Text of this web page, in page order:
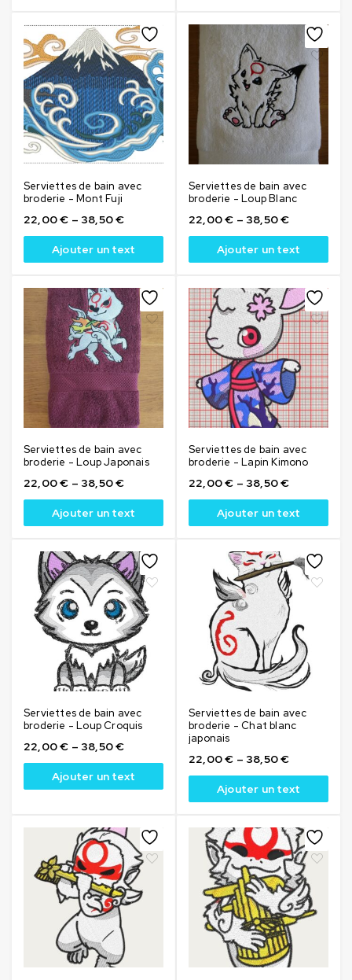
Serviettes de bain avec
broderie - Mont Fuji
22,00€ – 38,50€
Ajouter un text
Serviettes de bain avec
broderie - Loup Blanc
22,00€ – 38,50€
Ajouter un text
Serviettes de bain avec
broderie - Loup Japonais
22,00€ – 38,50€
Ajouter un text
Serviettes de bain avec
broderie - Lapin Kimono
22,00€ – 38,50€
Ajouter un text
Serviettes de bain avec
broderie - Loup Croquis
22,00€ – 38,50€
Ajouter un text
Serviettes de bain avec
broderie - Chat blanc
japonais
22,00€ – 38,50€
Ajouter un text